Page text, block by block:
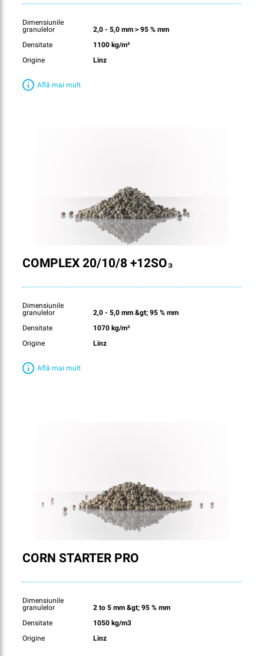
Dimensiunile
granulelor
2,0 - 5,0 mm＞95 % mm
Densitate
1100 kg/m³
Origine
Linz
Află mai mult
COMPLEX 20/10/8 +12SO₃
Dimensiunile
granulelor
2,0 - 5,0 mm &gt; 95 % mm
Densitate
1070 kg/m³
Origine
Linz
Află mai mult
CORN STARTER PRO
Dimensiunile
granulelor
2 to 5 mm &gt; 95 % mm
Densitate
1050 kg/m3
Origine
Linz